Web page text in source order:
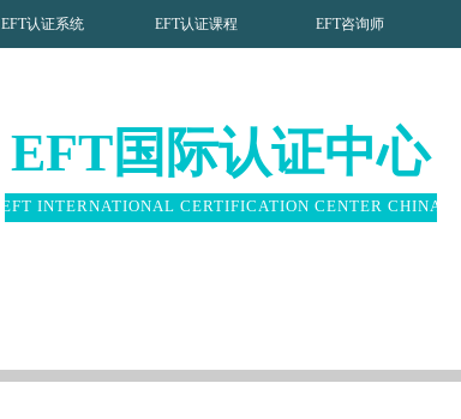
EFT认证系统 EFT认证课程 EFT咨询师
EFT INTERNATIONAL CERTIFICATION CENTER CHINA
EFT国际认证中心